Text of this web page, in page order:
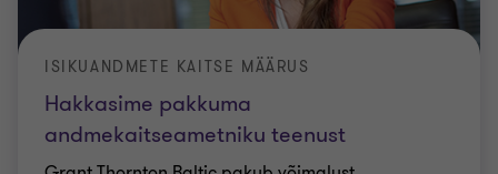
Hakkasime pakkuma
andmekaitseametniku teenust
ISIKUANDMETE KAITSE MÄÄRUS